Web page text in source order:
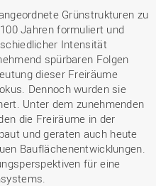
Grünstrukturen zu
Jahren formuliert und
Intensität
spürbaren Folgen
dieser Freiräume
Dennoch wurden sie
Unter dem zunehmenden
die Freiräume in der
und geraten auch heute
Bauflächenentwicklungen.
für eine